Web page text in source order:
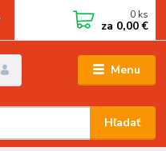
Menu
Hľadať
0 ks
za 0,00 €